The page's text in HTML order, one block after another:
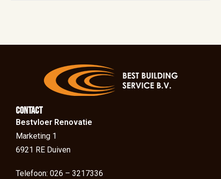
Contact
Bestvloer Renovatie
Marketing 1
6921 RE Duiven
Telefoon: 026 – 3217336